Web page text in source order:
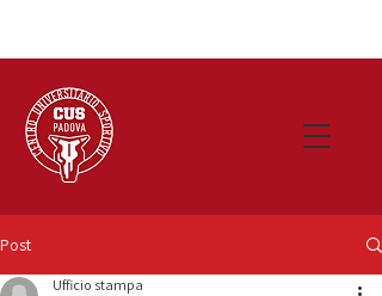
Post
Ufficio stampa